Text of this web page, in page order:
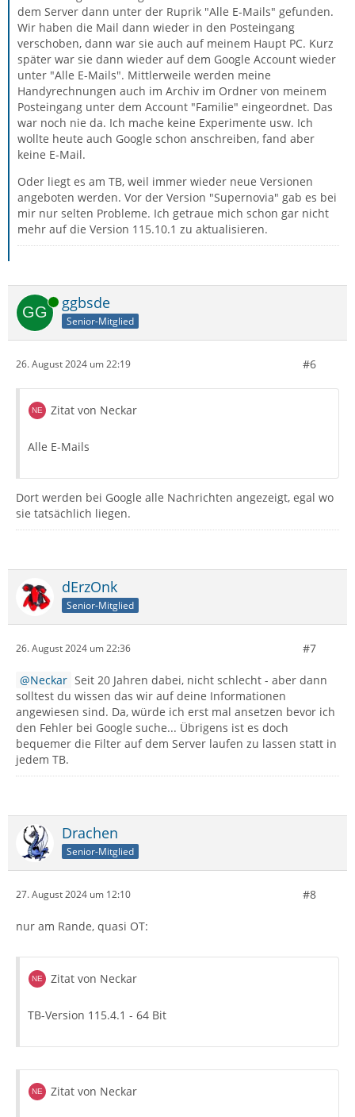
dem Server dann unter der Ruprik "Alle E-Mails" gefunden.
Wir haben die Mail dann wieder in den Posteingang
verschoben, dann war sie auch auf meinem Haupt PC. Kurz
später war sie dann wieder auf dem Google Account wieder
unter "Alle E-Mails". Mittlerweile werden meine
Handyrechnungen auch im Archiv im Ordner von meinem
Posteingang unter dem Account "Familie" eingeordnet. Das
war noch nie da. Ich mache keine Experimente usw. Ich
wollte heute auch Google schon anschreiben, fand aber
keine E-Mail.
Oder liegt es am TB, weil immer wieder neue Versionen
angeboten werden. Vor der Version "Supernovia" gab es bei
mir nur selten Probleme. Ich getraue mich schon gar nicht
mehr auf die Version 115.10.1 zu aktualisieren.
Online ggbsde
Senior-Mitglied
26. August 2024 um 22:19 #6
Zitat von Neckar
Alle E-Mails
Dort werden bei Google alle Nachrichten angezeigt, egal wo
sie tatsächlich liegen.
dErzOnk
Senior-Mitglied
26. August 2024 um 22:36 #7
Neckar Seit 20 Jahren dabei, nicht schlecht - aber dann
solltest du wissen das wir auf deine Informationen
angewiesen sind. Da, würde ich erst mal ansetzen bevor ich
den Fehler bei Google suche... Übrigens ist es doch
bequemer die Filter auf dem Server laufen zu lassen statt in
jedem TB.
Drachen
Senior-Mitglied
27. August 2024 um 12:10 #8
nur am Rande, quasi OT:
Zitat von Neckar
TB-Version 115.4.1 - 64 Bit
Zitat von Neckar